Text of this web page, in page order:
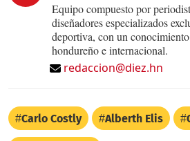
Equipo compuesto por
diseñadores especializados
deportiva, con un
hondureño e internacional.
redaccion@diez.hn
Carlo Costly Alberth Elis